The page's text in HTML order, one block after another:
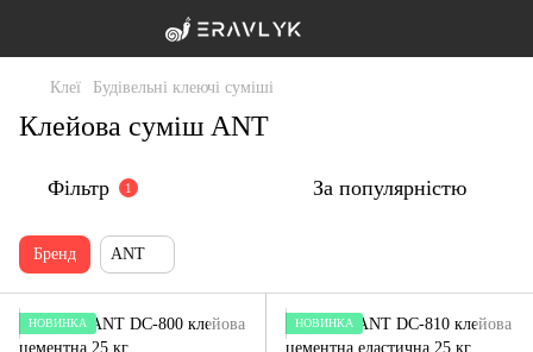
Клеї Будівельні клеючі суміші
Клейова суміш ANT
Фільтр 1 За популярністю
Бренд ANT
НОВИНКА НОВИНКА